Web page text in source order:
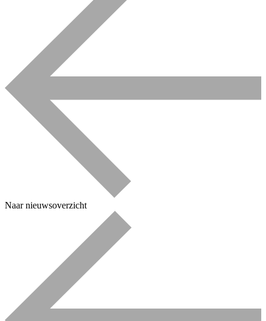
Naar nieuwsoverzicht